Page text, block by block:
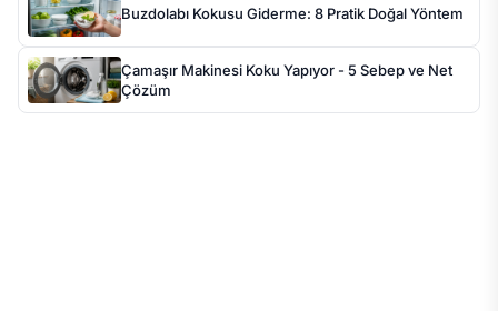
Buzdolabı Kokusu Giderme: 8 Pratik Doğal Yöntem
Çamaşır Makinesi Koku Yapıyor - 5 Sebep ve Net
Çözüm